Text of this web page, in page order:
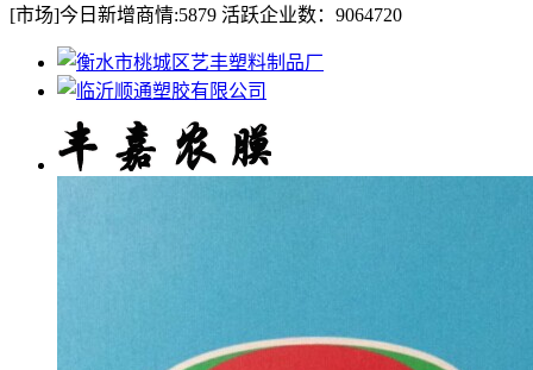
[市场]今日新增商情:5879 活跃企业数： 9064720